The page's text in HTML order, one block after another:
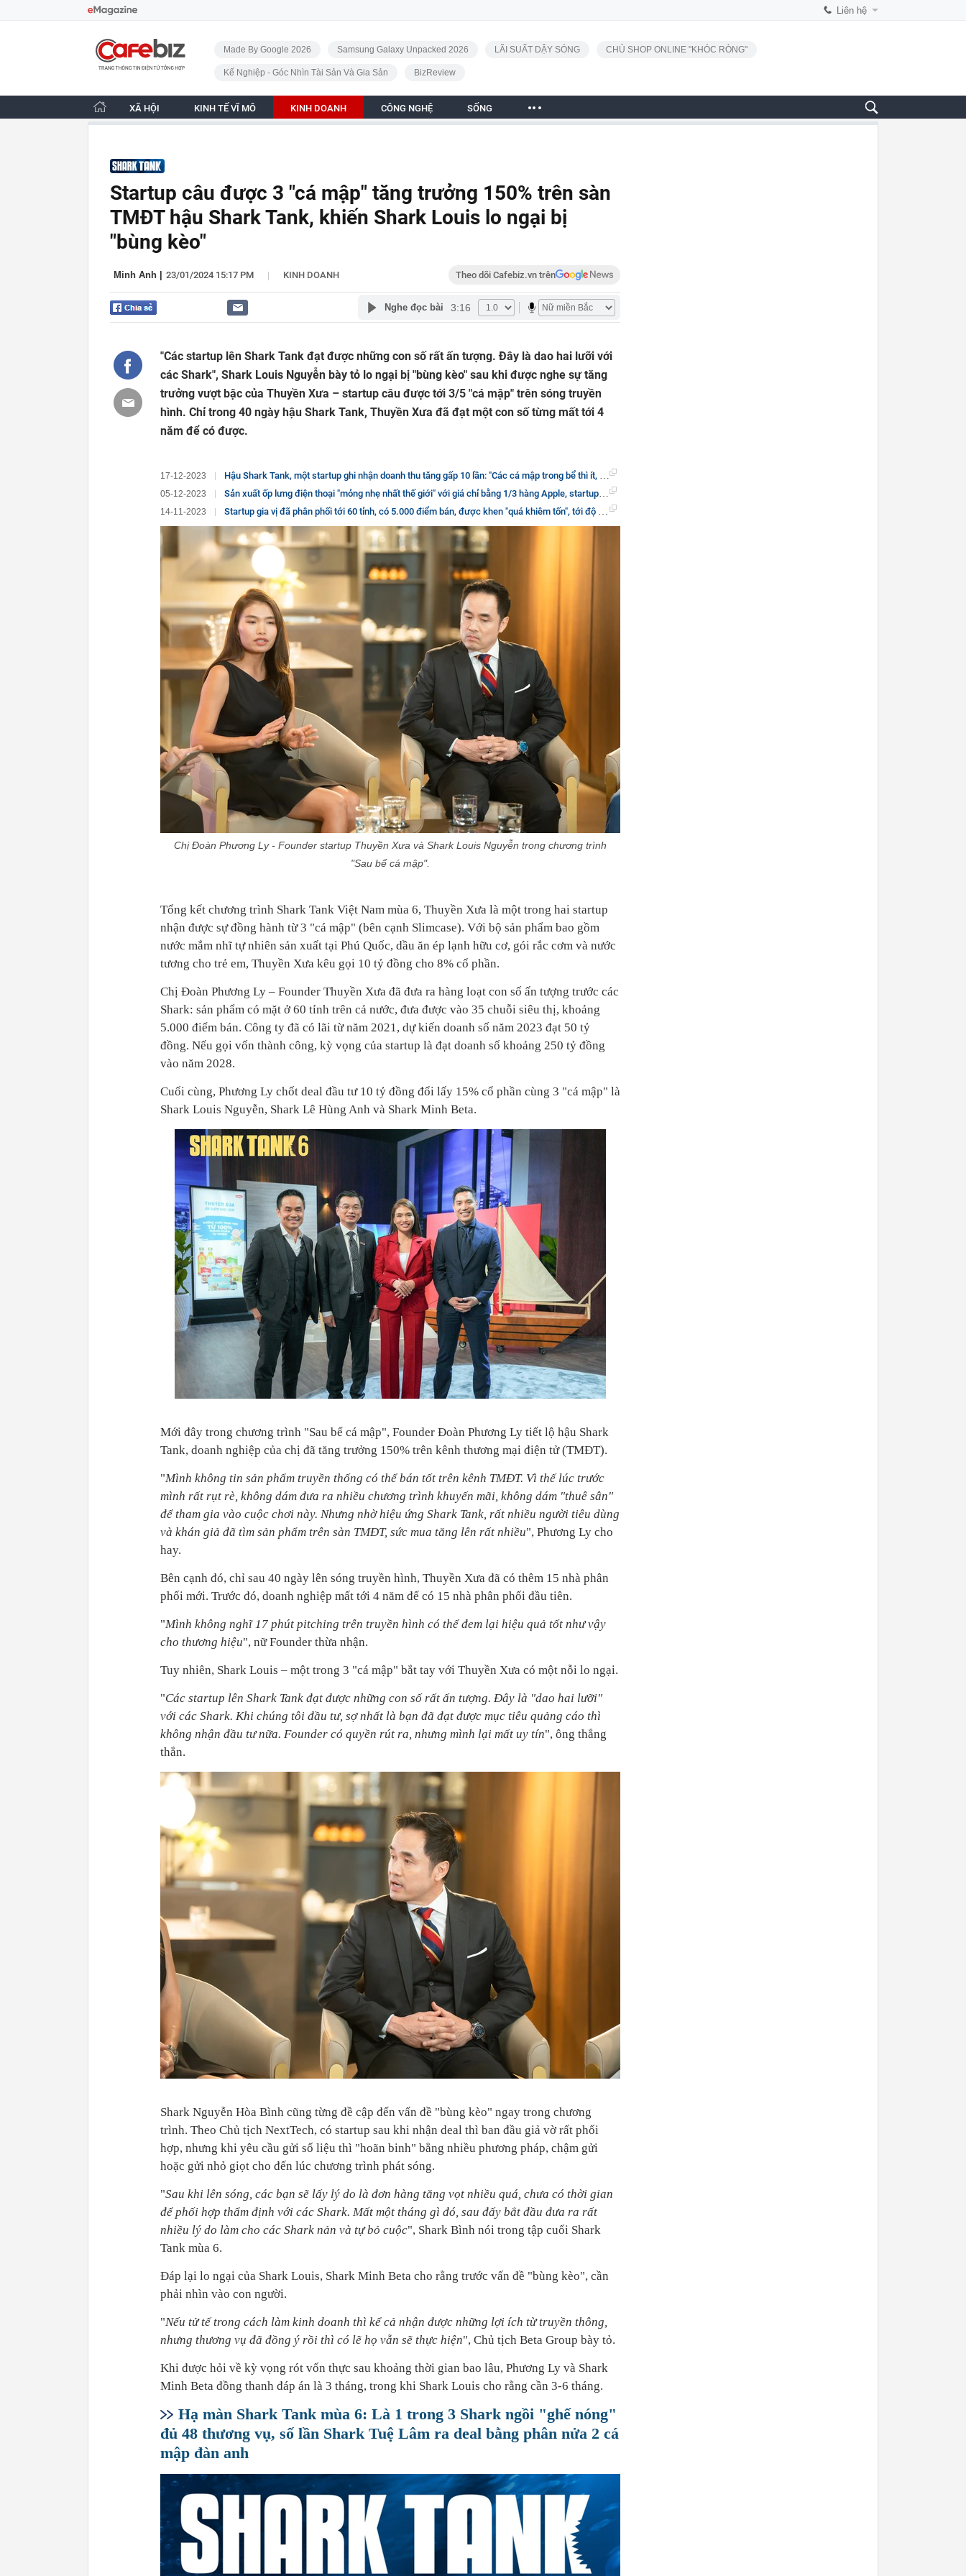
Liên hệ
CafeBiz - Trang chủ
Made By Google 2026 Samsung Galaxy Unpacked 2026 LÃI SUẤT DẬY SÓNG CHỦ SHOP ONLINE "KHÓC RÒNG"
Kế Nghiệp - Góc Nhìn Tài Sản Và Gia Sản BizReview
XÃ HỘI KINH TẾ VĨ MÔ KINH DOANH CÔNG NGHỆ SỐNG
Startup câu được 3 "cá mập" tăng trưởng 150% trên sàn
TMĐT hậu Shark Tank, khiến Shark Louis lo ngại bị
"bùng kèo"
Minh Anh 23/01/2024 15:17 PM | KINH DOANH Theo dõi Cafebiz.vn trên
Nghe đọc bài 3:16
"Các startup lên Shark Tank đạt được những con số rất ấn tượng. Đây là dao hai lưỡi với
các Shark", Shark Louis Nguyễn bày tỏ lo ngại bị "bùng kèo" sau khi được nghe sự tăng
trưởng vượt bậc của Thuyền Xưa – startup câu được tới 3/5 "cá mập" trên sóng truyền
hình. Chỉ trong 40 ngày hậu Shark Tank, Thuyền Xưa đã đạt một con số từng mất tới 4
năm để có được.
17-12-2023 Hậu Shark Tank, một startup ghi nhận doanh thu tăng gấp 10 lần: "Các cá mập trong bể thì ít, quan trọng là rất nhiều cá mập ngoài bể"
05-12-2023 Sản xuất ốp lưng điện thoại "mỏng nhẹ nhất thế giới" với giá chỉ bằng 1/3 hàng Apple, startup Việt thu 45 tỷ đồng/năm: Tham vọng "top of mind" toàn cầu, 3 Shark chung deal
14-11-2023 Startup gia vị đã phân phối tới 60 tỉnh, có 5.000 điểm bán, được khen "quá khiêm tốn", tới độ khiến 3 cá mập hứng thú vào ôm deal cùng lúc
Chị Đoàn Phương Ly - Founder startup Thuyền Xưa và Shark Louis Nguyễn trong chương trình
"Sau bể cá mập".
Tổng kết chương trình Shark Tank Việt Nam mùa 6, Thuyền Xưa là một trong hai startup
nhận được sự đồng hành từ 3 "cá mập" (bên cạnh Slimcase). Với bộ sản phẩm bao gồm
nước mắm nhĩ tự nhiên sản xuất tại Phú Quốc, dầu ăn ép lạnh hữu cơ, gói rắc cơm và nước
tương cho trẻ em, Thuyền Xưa kêu gọi 10 tỷ đồng cho 8% cổ phần.
Chị Đoàn Phương Ly – Founder Thuyền Xưa đã đưa ra hàng loạt con số ấn tượng trước các
Shark: sản phẩm có mặt ở 60 tỉnh trên cả nước, đưa được vào 35 chuỗi siêu thị, khoảng
5.000 điểm bán. Công ty đã có lãi từ năm 2021, dự kiến doanh số năm 2023 đạt 50 tỷ
đồng. Nếu gọi vốn thành công, kỳ vọng của startup là đạt doanh số khoảng 250 tỷ đồng
vào năm 2028.
Cuối cùng, Phương Ly chốt deal đầu tư 10 tỷ đồng đổi lấy 15% cổ phần cùng 3 "cá mập" là
Shark Louis Nguyễn, Shark Lê Hùng Anh và Shark Minh Beta.
Mới đây trong chương trình "Sau bể cá mập", Founder Đoàn Phương Ly tiết lộ hậu Shark
Tank, doanh nghiệp của chị đã tăng trưởng 150% trên kênh thương mại điện tử (TMĐT).
"Mình không tin sản phẩm truyền thống có thể bán tốt trên kênh TMĐT. Vì thế lúc trước
mình rất rụt rè, không dám đưa ra nhiều chương trình khuyến mãi, không dám "thuê sân"
để tham gia vào cuộc chơi này. Nhưng nhờ hiệu ứng Shark Tank, rất nhiều người tiêu dùng
và khán giả đã tìm sản phẩm trên sàn TMĐT, sức mua tăng lên rất nhiều", Phương Ly cho
hay.
Bên cạnh đó, chỉ sau 40 ngày lên sóng truyền hình, Thuyền Xưa đã có thêm 15 nhà phân
phối mới. Trước đó, doanh nghiệp mất tới 4 năm để có 15 nhà phân phối đầu tiên.
"Mình không nghĩ 17 phút pitching trên truyền hình có thể đem lại hiệu quả tốt như vậy
cho thương hiệu", nữ Founder thừa nhận.
Tuy nhiên, Shark Louis – một trong 3 "cá mập" bắt tay với Thuyền Xưa có một nỗi lo ngại.
"Các startup lên Shark Tank đạt được những con số rất ấn tượng. Đây là "dao hai lưỡi"
với các Shark. Khi chúng tôi đầu tư, sợ nhất là bạn đã đạt được mục tiêu quảng cáo thì
không nhận đầu tư nữa. Founder có quyền rút ra, nhưng mình lại mất uy tín", ông thẳng
thắn.
Shark Nguyễn Hòa Bình cũng từng đề cập đến vấn đề "bùng kèo" ngay trong chương
trình. Theo Chủ tịch NextTech, có startup sau khi nhận deal thì ban đầu giả vờ rất phối
hợp, nhưng khi yêu cầu gửi số liệu thì "hoãn binh" bằng nhiều phương pháp, chậm gửi
hoặc gửi nhỏ giọt cho đến lúc chương trình phát sóng.
"Sau khi lên sóng, các bạn sẽ lấy lý do là đơn hàng tăng vọt nhiều quá, chưa có thời gian
để phối hợp thẩm định với các Shark. Mất một tháng gì đó, sau đấy bắt đầu đưa ra rất
nhiều lý do làm cho các Shark nản và tự bỏ cuộc", Shark Bình nói trong tập cuối Shark
Tank mùa 6.
Đáp lại lo ngại của Shark Louis, Shark Minh Beta cho rằng trước vấn đề "bùng kèo", cần
phải nhìn vào con người.
"Nếu tử tế trong cách làm kinh doanh thì kể cả nhận được những lợi ích từ truyền thông,
nhưng thương vụ đã đồng ý rồi thì có lẽ họ vẫn sẽ thực hiện", Chủ tịch Beta Group bày tỏ.
Khi được hỏi về kỳ vọng rót vốn thực sau khoảng thời gian bao lâu, Phương Ly và Shark
Minh Beta đồng thanh đáp án là 3 tháng, trong khi Shark Louis cho rằng cần 3-6 tháng.
Hạ màn Shark Tank mùa 6: Là 1 trong 3 Shark ngồi "ghế nóng"
đủ 48 thương vụ, số lần Shark Tuệ Lâm ra deal bằng phân nửa 2 cá
mập đàn anh